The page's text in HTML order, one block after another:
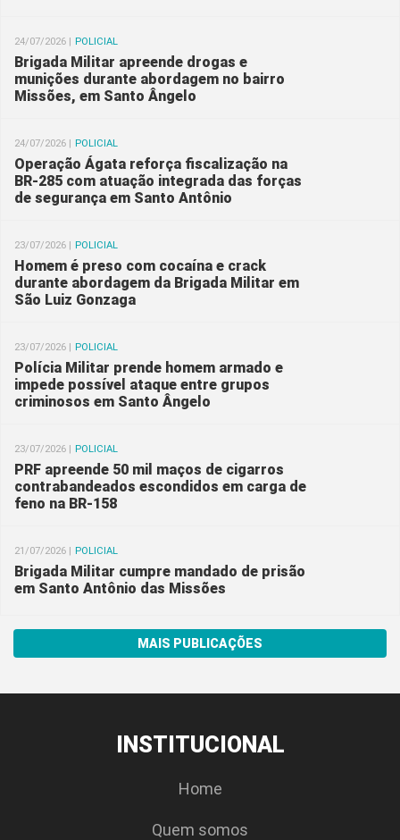
24/07/2026 | POLICIAL
Brigada Militar apreende drogas e
munições durante abordagem no bairro
Missões, em Santo Ângelo
24/07/2026 | POLICIAL
Operação Ágata reforça fiscalização na
BR-285 com atuação integrada das forças
de segurança em Santo Antônio
23/07/2026 | POLICIAL
Homem é preso com cocaína e crack
durante abordagem da Brigada Militar em
São Luiz Gonzaga
23/07/2026 | POLICIAL
Polícia Militar prende homem armado e
impede possível ataque entre grupos
criminosos em Santo Ângelo
23/07/2026 | POLICIAL
PRF apreende 50 mil maços de cigarros
contrabandeados escondidos em carga de
feno na BR-158
21/07/2026 | POLICIAL
Brigada Militar cumpre mandado de prisão
em Santo Antônio das Missões
MAIS PUBLICAÇÕES
INSTITUCIONAL
Home
Quem somos